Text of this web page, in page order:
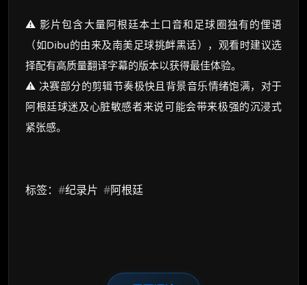
⚠️ 影片包含大量阿根廷本土口音和足球圈独有的俚语
（如Dibu的由来及南美足球挑衅黑话），观看时建议选
择配有高质量翻译字幕的版本以获得最佳体验。
⚠️ 决赛部分的剪辑节奏极快且背景音乐情绪饱满，对于
阿根廷球迷及心脏敏感者来说可能会带来极强的沉浸式
紧张感。
标签： #纪录片 #阿根廷